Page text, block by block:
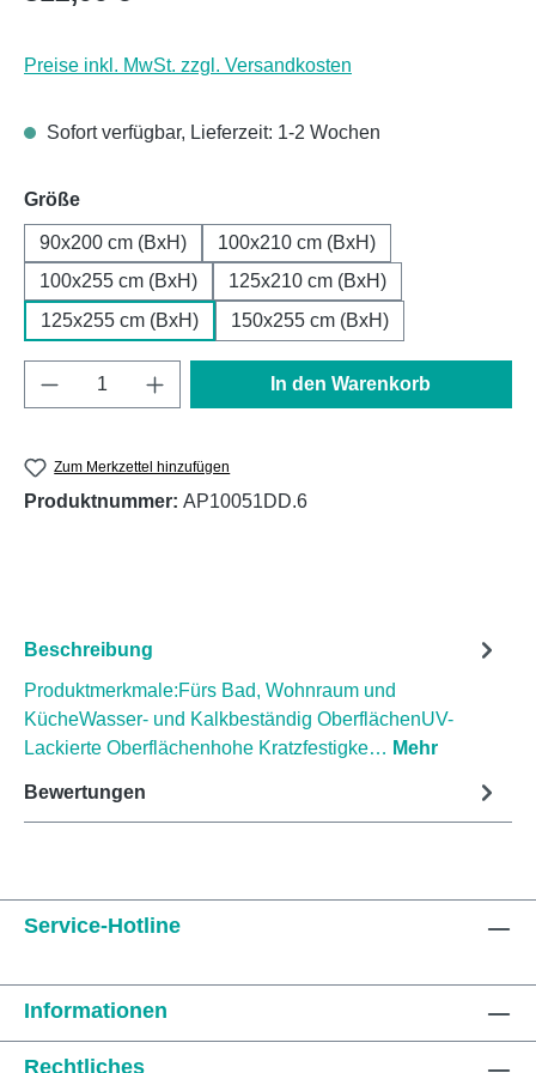
Preise inkl. MwSt. zzgl. Versandkosten
Sofort verfügbar, Lieferzeit: 1-2 Wochen
Größeauswählen
90x200 cm (BxH)
100x210 cm (BxH)
100x255 cm (BxH)
125x210 cm (BxH)
125x255 cm (BxH)
150x255 cm (BxH)
Produkt Anzahl: Gib den gewünschten
In den Warenkorb
Zum Merkzettel hinzufügen
Produktnummer: AP10051DD.6
Beschreibung
Produktmerkmale:Fürs Bad, Wohnraum und
KücheWasser- und Kalkbeständig OberflächenUV-
Lackierte Oberflächenhohe Kratzfestigke… Mehr
Bewertungen
Service-Hotline
Informationen
Rechtliches